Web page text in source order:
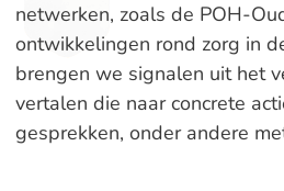
netwerken, zoals de POH-
ontwikkelingen rond zorg in
brengen we signalen uit het
vertalen die naar concrete
gesprekken, onder andere